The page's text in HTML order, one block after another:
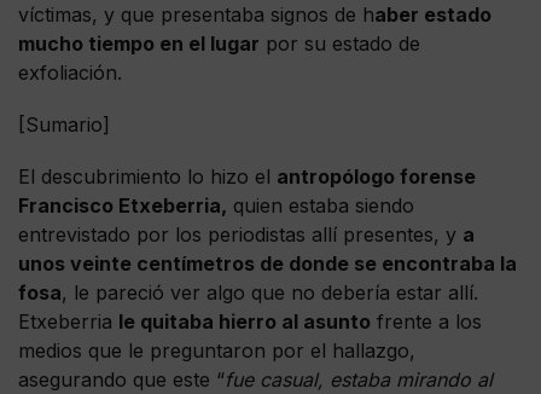
víctimas, y que presentaba signos de haber estado
mucho tiempo en el lugar por su estado de
exfoliación.
[Sumario]
El descubrimiento lo hizo el antropólogo forense
Francisco Etxeberria, quien estaba siendo
entrevistado por los periodistas allí presentes, y a
unos veinte centímetros de donde se encontraba la
fosa, le pareció ver algo que no debería estar allí.
Etxeberria le quitaba hierro al asunto frente a los
medios que le preguntaron por el hallazgo,
asegurando que este “fue casual, estaba mirando al